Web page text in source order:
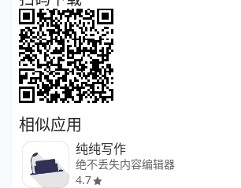
相似应用
纯纯写作
绝不丢失内容编辑器
4.7